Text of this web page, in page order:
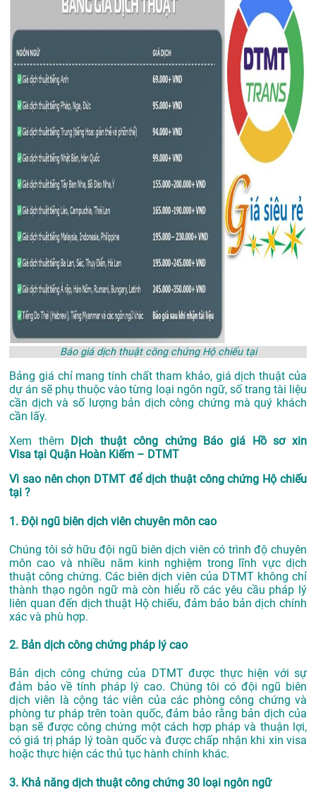
Báo giá dịch thuật công chứng Hộ chiếu tại
Bảng giá chỉ mang tính chất tham khảo, giá dịch thuật của
dự án sẽ phụ thuộc vào từng loại ngôn ngữ, số trang tài liệu
cần dịch và số lượng bản dịch công chứng mà quý khách
cần lấy.
Xem thêm
Dịch thuật công chứng Báo giá Hồ sơ xin
Visa tại Quận Hoàn Kiếm – DTMT
Vì sao nên chọn DTMT để dịch thuật công chứng Hộ chiếu
tại ?
1. Đội ngũ biên dịch viên chuyên môn cao
Chúng tôi sở hữu đội ngũ biên dịch viên có trình độ chuyên
môn cao và nhiều năm kinh nghiệm trong lĩnh vực dịch
thuật công chứng. Các biên dịch viên của DTMT không chỉ
thành thạo ngôn ngữ mà còn hiểu rõ các yêu cầu pháp lý
liên quan đến dịch thuật Hộ chiếu, đảm bảo bản dịch chính
xác và phù hợp.
2. Bản dịch công chứng pháp lý cao
Bản dịch công chứng của DTMT được thực hiện với sự
đảm bảo về tính pháp lý cao. Chúng tôi có đội ngũ biên
dịch viên là cộng tác viên của các phòng công chứng và
phòng tư pháp trên toàn quốc, đảm bảo rằng bản dịch của
bạn sẽ được công chứng một cách hợp pháp và thuận lợi,
có giá trị pháp lý toàn quốc và được chấp nhận khi xin visa
hoặc thực hiện các thủ tục hành chính khác.
3. Khả năng dịch thuật công chứng 30 loại ngôn ngữ